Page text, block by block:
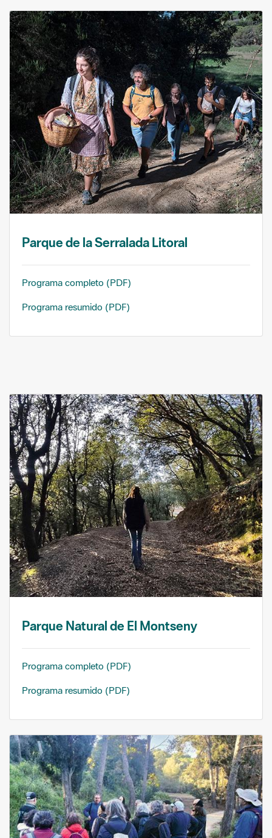
Parque de la Serralada Litoral
Programa completo (PDF)
Programa resumido (PDF)
Parque Natural de El Montseny
Programa completo (PDF)
Programa resumido (PDF)